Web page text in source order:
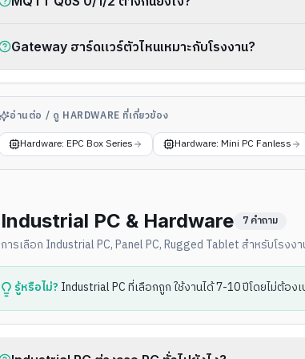
Gateway ฮาร์ดแวร์ตัวไหนเหมาะกับโรงงาน?
อ่านต่อ / ดู HARDWARE ที่เกี่ยวข้อง
Hardware: EPC Box Series
Hardware: Mini PC Fanless
Industrial PC & Hardware 7 คำถาม
การเลือก Industrial PC, Panel PC, Rugged Tablet สำหรับโรงง
รู้หรือไม่? Industrial PC ที่เลือกถูก ใช้งานได้ 7-10 ปีโดยไม่ต้อ